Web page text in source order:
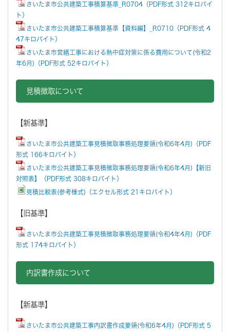
さいたま市公共建築工事積算基準_R0704（PDF形式 312キロバイ
ト）
さいたま市公共建築工事積算基準【資料編】_R0710（PDF形式 4
47キロバイト）
さいたま市営繕工事における熱中症対策に係る費用について(令和2
年6月)（PDF形式 52キロバイト）
見積徴取について
【新基準】
さいたま市公共建築工事見積徴取事務処理要領(令和6年4月)（PDF
形式 166キロバイト）
さいたま市公共建築工事見積徴取事務処理要領(令和6年4月)【新旧
対照表】（PDF形式 308キロバイト）
見積比較表(参考様式)（エクセル形式 21キロバイト）
【旧基準】
さいたま市公共建築工事見積徴取事務処理要領(令和4年4月)（PDF
形式 174キロバイト）
内訳書作成について
【新基準】
さいたま市公共建築工事内訳書作成要領(令和6年4月)（PDF形式 5